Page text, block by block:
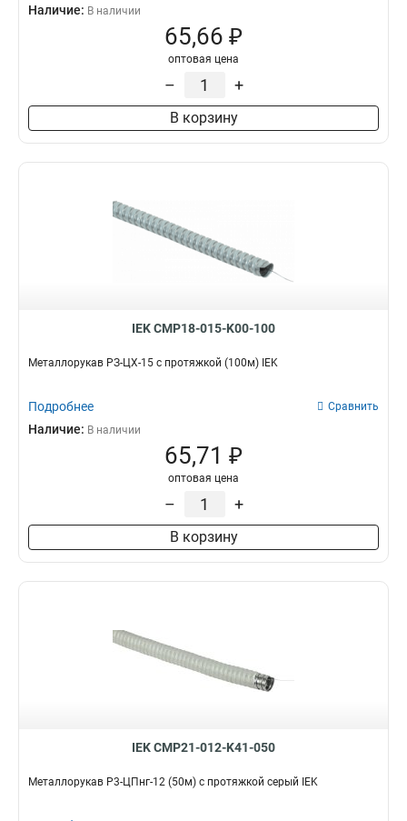
Наличие: В наличии
65,66 ₽
оптовая цена
– +
В корзину
IEK CMP18-015-K00-100
Металлорукав РЗ-ЦХ-15 с протяжкой (100м) IEK
Подробнее Сравнить
Наличие: В наличии
65,71 ₽
оптовая цена
– +
В корзину
IEK CMP21-012-K41-050
Металлорукав Р3-ЦПнг-12 (50м) с протяжкой серый IEK